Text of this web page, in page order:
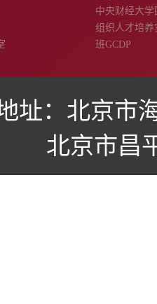
中央财经大学
组织人才培养
班GCDP
址：北京市
北京市昌